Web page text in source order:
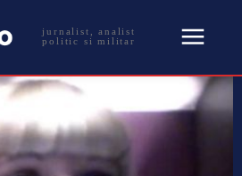
jurnalist, analist
politic si militar